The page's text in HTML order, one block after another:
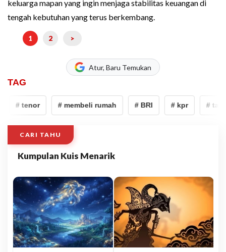
keluarga mapan yang ingin menjaga stabilitas keuangan di
tengah kebutuhan yang terus berkembang.
1 2 >
Atur, Baru Temukan
TAG
# tenor # membeli rumah # BRI # kpr # take
CARI TAHU
Kumpulan Kuis Menarik